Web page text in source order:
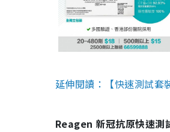
延伸閱讀：【快速測試
Reagen 新冠抗原快速測